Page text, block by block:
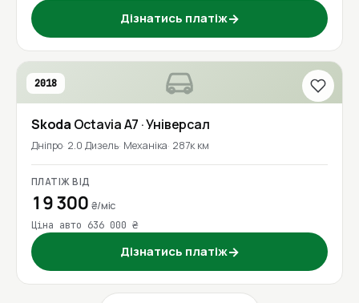
Дізнатись платіж→
2018
Skoda Octavia A7 · Універсал
Дніпро 2.0 Дизель Механіка 287к км
ПЛАТІЖ ВІД
19 300 ₴/міс
Ціна авто 636 000 ₴
Дізнатись платіж→